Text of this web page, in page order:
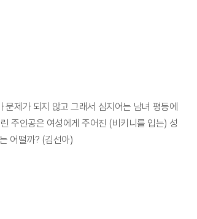
문제가 되지 않고 그래서 심지어는 남녀 평등에
주인공은 여성에게 주어진 (비키니를 입는) 성
어떨까? (김선아)